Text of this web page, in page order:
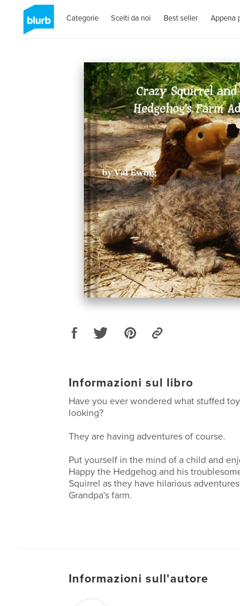
Categorie Scelti da noi Best seller Appena
Informazioni sul libro
Have you ever wondered what stuffed
looking?
They are having adventures of course.
Put yourself in the mind of a child and
Happy the Hedgehog and his
Squirrel as they have hilarious
Grandpa's farm.
Informazioni sull'autore